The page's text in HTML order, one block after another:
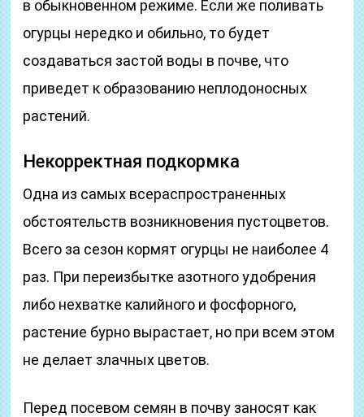
в обыкновенном режиме. Если же поливать
огурцы нередко и обильно, то будет
создаваться застой воды в почве, что
приведет к образованию неплодоносных
растений.
Некорректная подкормка
Одна из самых всераспространенных
обстоятельств возникновения пустоцветов.
Всего за сезон кормят огурцы не наиболее 4
раз. При переизбытке азотного удобрения
либо нехватке калийного и фосфорного,
растение бурно вырастает, но при всем этом
не делает злачных цветов.
Перед посевом семян в почву заносят как